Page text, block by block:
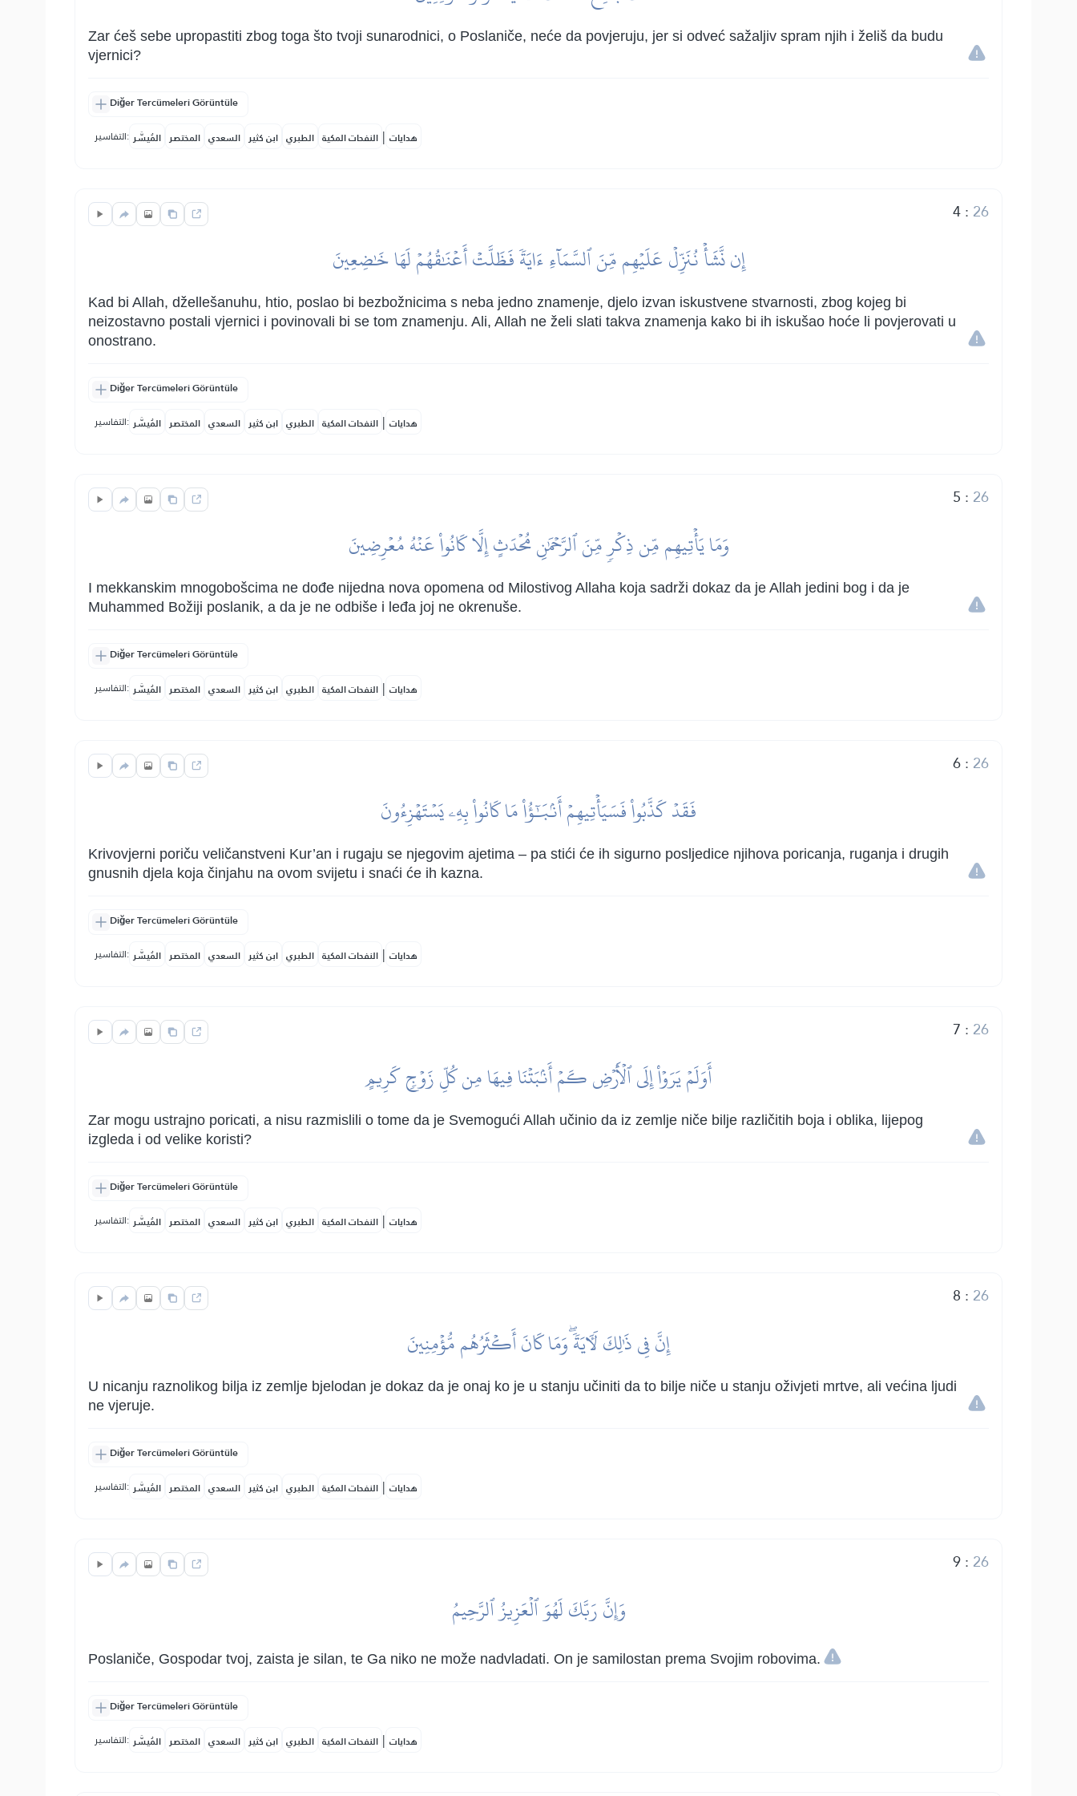
Zar ćeš sebe upropastiti zbog toga što tvoji sunarodnici, o Poslaniče, neće da povjeruju, jer si odveć sažaljiv spram njih i želiš da budu
vjernici?
Diğer Tercümeleri Görüntüle
التفاسير: المُيسَّر المختصر السعدي ابن كثير الطبري النفحات المكية | هدايات
4: 26
إِن نَّشَأۡ نُنَزِّلۡ عَلَيۡهِم مِّنَ ٱلسَّمَآءِ ءَايَةٗ فَظَلَّتۡ أَعۡنَٰقُهُمۡ لَهَا خَٰضِعِينَ
Kad bi Allah, džellešanuhu, htio, poslao bi bezbožnicima s neba jedno znamenje, djelo izvan iskustvene stvarnosti, zbog kojeg bi
neizostavno postali vjernici i povinovali bi se tom znamenju. Ali, Allah ne želi slati takva znamenja kako bi ih iskušao hoće li povjerovati u
onostrano.
Diğer Tercümeleri Görüntüle
التفاسير: المُيسَّر المختصر السعدي ابن كثير الطبري النفحات المكية | هدايات
5 : 26
وَمَا يَأۡتِيهِم مِّن ذِكۡرٖ مِّنَ ٱلرَّحۡمَٰنِ مُحۡدَثٍ إِلَّا كَانُواْ عَنۡهُ مُعۡرِضِينَ
I mekkanskim mnogobošcima ne dođe nijedna nova opomena od Milostivog Allaha koja sadrži dokaz da je Allah jedini bog i da je
Muhammed Božiji poslanik, a da je ne odbiše i leđa joj ne okrenuše.
Diğer Tercümeleri Görüntüle
التفاسير: المُيسَّر المختصر السعدي ابن كثير الطبري النفحات المكية | هدايات
6: 26
فَقَدۡ كَذَّبُواْ فَسَيَأۡتِيهِمۡ أَنۢبَٰٓؤُاْ مَا كَانُواْ بِهِۦ يَسۡتَهۡزِءُونَ
Krivovjerni poriču veličanstveni Kur’an i rugaju se njegovim ajetima – pa stići će ih sigurno posljedice njihova poricanja, ruganja i drugih
gnusnih djela koja činjahu na ovom svijetu i snaći će ih kazna.
Diğer Tercümeleri Görüntüle
التفاسير: المُيسَّر المختصر السعدي ابن كثير الطبري النفحات المكية | هدايات
7 : 26
أَوَلَمۡ يَرَوۡاْ إِلَى ٱلۡأَرۡضِ كَمۡ أَنۢبَتۡنَا فِيهَا مِن كُلِّ زَوۡجٖ كَرِيمٍ
Zar mogu ustrajno poricati, a nisu razmislili o tome da je Svemogući Allah učinio da iz zemlje niče bilje različitih boja i oblika, lijepog
izgleda i od velike koristi?
Diğer Tercümeleri Görüntüle
التفاسير: المُيسَّر المختصر السعدي ابن كثير الطبري النفحات المكية | هدايات
8 : 26
إِنَّ فِي ذَٰلِكَ لَأٓيَةٗۖ وَمَا كَانَ أَكۡثَرُهُم مُّؤۡمِنِينَ
U nicanju raznolikog bilja iz zemlje bjelodan je dokaz da je onaj ko je u stanju učiniti da to bilje niče u stanju oživjeti mrtve, ali većina ljudi
ne vjeruje.
Diğer Tercümeleri Görüntüle
التفاسير: المُيسَّر المختصر السعدي ابن كثير الطبري النفحات المكية | هدايات
9: 26
وَإِنَّ رَبَّكَ لَهُوَ ٱلۡعَزِيزُ ٱلرَّحِيمُ
Poslaniče, Gospodar tvoj, zaista je silan, te Ga niko ne može nadvladati. On je samilostan prema Svojim robovima.
Diğer Tercümeleri Görüntüle
التفاسير: المُيسَّر المختصر السعدي ابن كثير الطبري النفحات المكية | هدايات